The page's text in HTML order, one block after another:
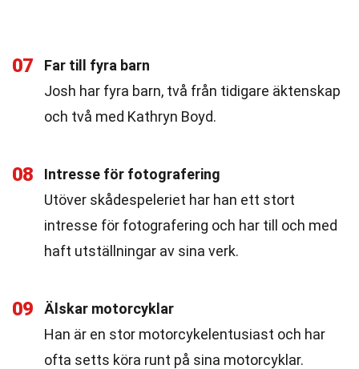
07
Far till fyra barn
Josh har fyra barn, två från tidigare äktenskap
och två med Kathryn Boyd.
08
Intresse för fotografering
Utöver skådespeleriet har han ett stort
intresse för fotografering och har till och med
haft utställningar av sina verk.
09
Älskar motorcyklar
Han är en stor motorcykelentusiast och har
ofta setts köra runt på sina motorcyklar.